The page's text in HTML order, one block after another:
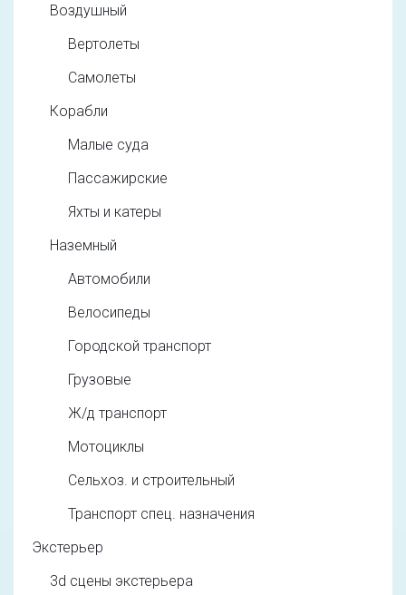
Воздушный
Вертолеты
Самолеты
Корабли
Малые суда
Пассажирские
Яхты и катеры
Наземный
Автомобили
Велосипеды
Городской транспорт
Грузовые
Ж/д транспорт
Мотоциклы
Сельхоз. и строительный
Транспорт спец. назначения
Экстерьер
3d cцены экстерьера